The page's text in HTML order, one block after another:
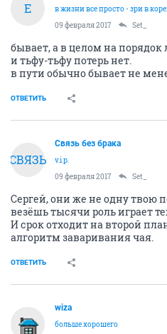
Е
в жизни все просто - зри в
09 февраля 2017
Set_
бывает, а в целом на
и тьфу-тьфу потерь нет.
в пути обычно бывает не
ОТВЕТИТЬ
СВЯЗЬ
Связь без брака
v.i.p.
09 февраля 2017
Set_
Сергей, они же не одну твою
везёшь тысячи роль играет
И срок отходит на второй
алгоритм заваривания чая.
ОТВЕТИТЬ
wiza
больше хорошего